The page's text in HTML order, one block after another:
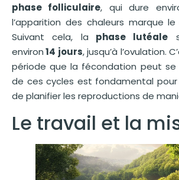
phase folliculaire, qui dure
l’apparition des chaleurs marque
Suivant cela, la phase lutéale
environ14 jours, jusqu’à l’ovulation.
période que la fécondation peut se
de ces cycles est fondamental pour
de planifier les reproductions de
Le travail et la